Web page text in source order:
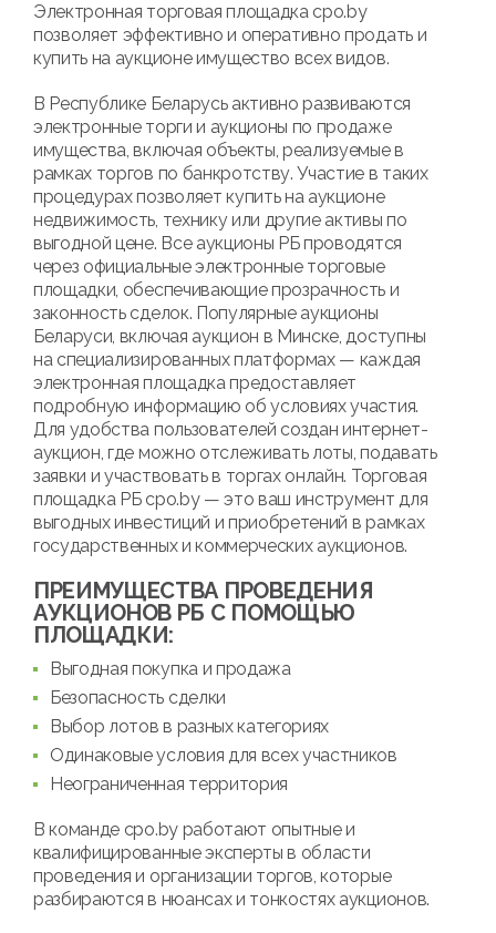
Электронная торговая площадка cpo.by
позволяет эффективно и оперативно продать и
купить на аукционе имущество всех видов.
В Республике Беларусь активно развиваются
электронные торги и аукционы по продаже
имущества, включая объекты, реализуемые в
рамках торгов по банкротству. Участие в таких
процедурах позволяет купить на аукционе
недвижимость, технику или другие активы по
выгодной цене. Все аукционы РБ проводятся
через официальные электронные торговые
площадки, обеспечивающие прозрачность и
законность сделок. Популярные аукционы
Беларуси, включая аукцион в Минске, доступны
на специализированных платформах — каждая
электронная площадка предоставляет
подробную информацию об условиях участия.
Для удобства пользователей создан интернет-
аукцион, где можно отслеживать лоты, подавать
заявки и участвовать в торгах онлайн. Торговая
площадка РБ cpo.by — это ваш инструмент для
выгодных инвестиций и приобретений в рамках
государственных и коммерческих аукционов.
ПРЕИМУЩЕСТВА ПРОВЕДЕНИЯ
АУКЦИОНОВ РБ С ПОМОЩЬЮ
ПЛОЩАДКИ:
Выгодная покупка и продажа
Безопасность сделки
Выбор лотов в разных категориях
Одинаковые условия для всех участников
Неограниченная территория
В команде cpo.by работают опытные и
квалифицированные эксперты в области
проведения и организации торгов, которые
разбираются в нюансах и тонкостях аукционов.